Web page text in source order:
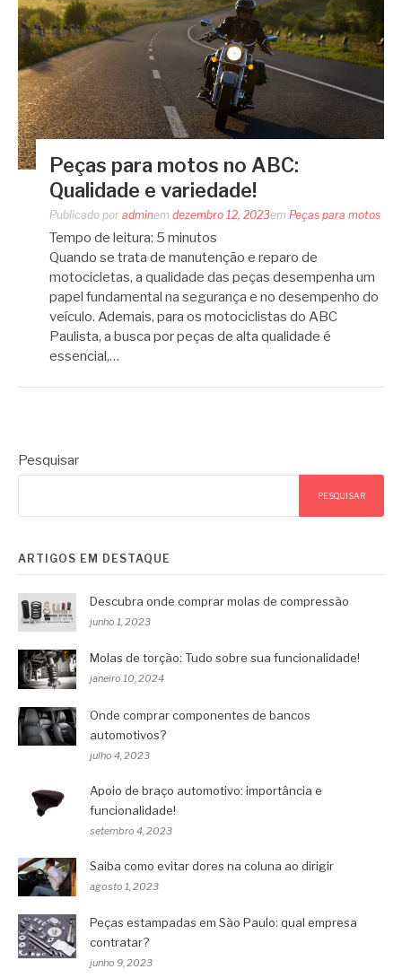
Peças para motos no ABC:
Qualidade e variedade!
Publicado por adminem dezembro 12, 2023em Peças para motos
Tempo de leitura: 5 minutos
Quando se trata de manutenção e reparo de
motocicletas, a qualidade das peças desempenha um
papel fundamental na segurança e no desempenho do
veículo. Ademais, para os motociclistas do ABC
Paulista, a busca por peças de alta qualidade é
essencial,…
Pesquisar
PESQUISAR
ARTIGOS EM DESTAQUE
Descubra onde comprar molas de compressão
junho 1, 2023
Molas de torção: Tudo sobre sua funcionalidade!
janeiro 10, 2024
Onde comprar componentes de bancos
automotivos?
julho 4, 2023
Apoio de braço automotivo: importância e
funcionalidade!
setembro 4, 2023
Saiba como evitar dores na coluna ao dirigir
agosto 1, 2023
Peças estampadas em São Paulo: qual empresa
contratar?
junho 9, 2023